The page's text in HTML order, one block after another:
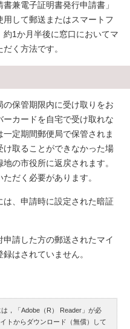
兼電子証明書発行申請書」
して郵送またはスマートフ
1か月半後に窓口においてマ
く方法です。
の保管期限内に受け取りをお
カードを自宅で受け取れな
定期間郵便局で保管されま
取ることができなかった場
の市役所に返戻されます。
だく必要があります。
は、申請時に設定された暗証
申請した方の郵送されたマイ
はされていません。
，「Adobe（R） Reader」が必
トからダウンロード（無償）して